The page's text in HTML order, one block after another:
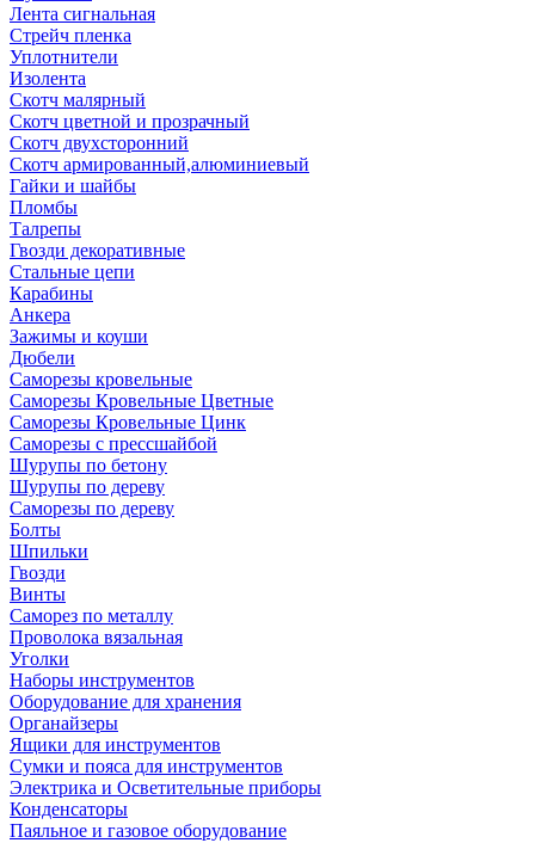
Лента сигнальная
Стрейч пленка
Уплотнители
Изолента
Скотч малярный
Скотч цветной и прозрачный
Скотч двухсторонний
Скотч армированный,алюминиевый
Гайки и шайбы
Пломбы
Талрепы
Гвозди декоративные
Стальные цепи
Карабины
Анкера
Зажимы и коуши
Дюбели
Саморезы кровельные
Саморезы Кровельные Цветные
Саморезы Кровельные Цинк
Саморезы с прессшайбой
Шурупы по бетону
Шурупы по дереву
Саморезы по дереву
Болты
Шпильки
Гвозди
Винты
Саморез по металлу
Проволока вязальная
Уголки
Наборы инструментов
Оборудование для хранения
Органайзеры
Ящики для инструментов
Сумки и пояса для инструментов
Электрика и Осветительные приборы
Конденсаторы
Паяльное и газовое оборудование